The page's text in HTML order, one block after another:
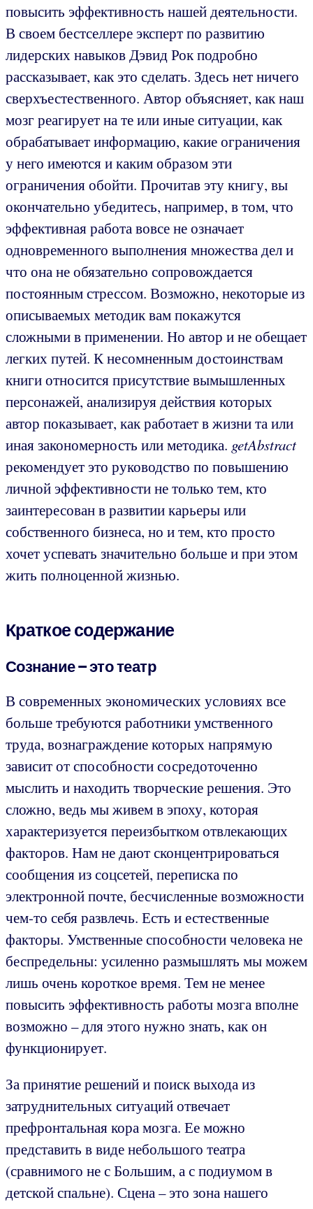
повысить эффективность нашей деятельности.
В своем бестселлере эксперт по развитию
лидерских навыков Дэвид Рок подробно
рассказывает, как это сделать. Здесь нет ничего
сверхъестественного. Автор объясняет, как наш
мозг реагирует на те или иные ситуации, как
обрабатывает информацию, какие ограничения
у него имеются и каким образом эти
ограничения обойти. Прочитав эту книгу, вы
окончательно убедитесь, например, в том, что
эффективная работа вовсе не означает
одновременного выполнения множества дел и
что она не обязательно сопровождается
постоянным стрессом. Возможно, некоторые из
описываемых методик вам покажутся
сложными в применении. Но автор и не обещает
легких путей. К несомненным достоинствам
книги относится присутствие вымышленных
персонажей, анализируя действия которых
автор показывает, как работает в жизни та или
иная закономерность или методика. getAbstract
рекомендует это руководство по повышению
личной эффективности не только тем, кто
заинтересован в развитии карьеры или
собственного бизнеса, но и тем, кто просто
хочет успевать значительно больше и при этом
жить полноценной жизнью.
Краткое содержание
Сознание – это театр
В современных экономических условиях все
больше требуются работники умственного
труда, вознаграждение которых напрямую
зависит от способности сосредоточенно
мыслить и находить творческие решения. Это
сложно, ведь мы живем в эпоху, которая
характеризуется переизбытком отвлекающих
факторов. Нам не дают сконцентрироваться
сообщения из соцсетей, переписка по
электронной почте, бесчисленные возможности
чем-то себя развлечь. Есть и естественные
факторы. Умственные способности человека не
беспредельны: усиленно размышлять мы можем
лишь очень короткое время. Тем не менее
повысить эффективность работы мозга вполне
возможно – для этого нужно знать, как он
функционирует.
За принятие решений и поиск выхода из
затруднительных ситуаций отвечает
префронтальная кора мозга. Ее можно
представить в виде небольшого театра
(сравнимого не с Большим, а с подиумом в
детской спальне). Сцена – это зона нашего